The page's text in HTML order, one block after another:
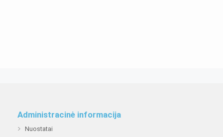
Administracinė informacija
Nuostatai